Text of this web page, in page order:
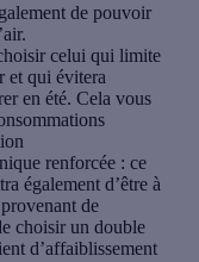
de pouvoir
celui qui limite
et qui évitera
en été. Cela vous
renforcée : ce
également d’être à
de
choisir un double
d’affaiblissement